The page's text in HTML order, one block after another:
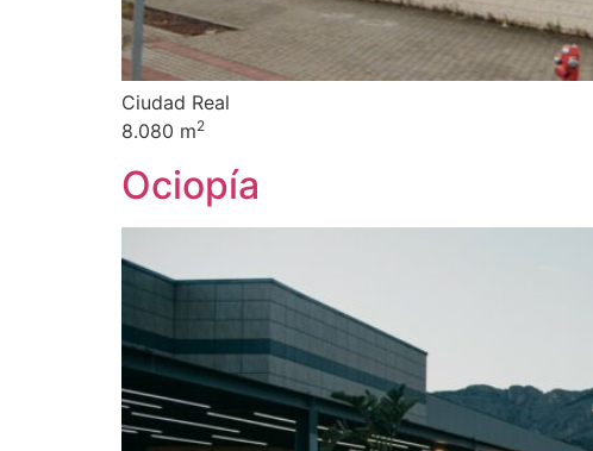
Ciudad Real
8.080 m2
Ociopía